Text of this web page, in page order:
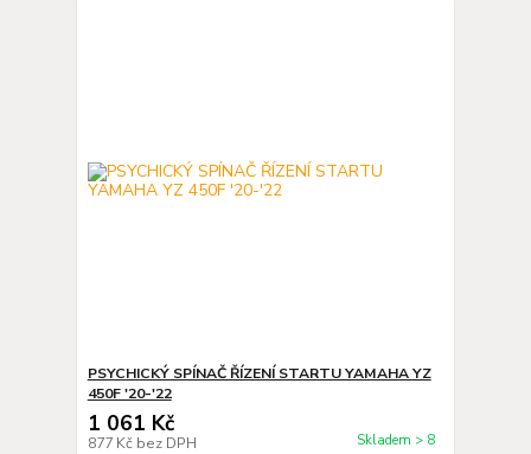
PSYCHICKÝ SPÍNAČ ŘÍZENÍ STARTU YAMAHA YZ
450F '20-'22
1 061 Kč
877 Kč bez DPH Skladem > 8